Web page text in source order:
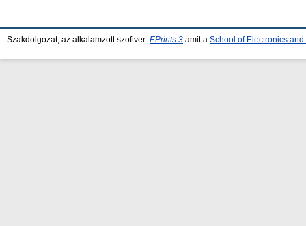
Szakdolgozat, az alkalamzott szoftver: EPrints 3 amit a School of Electronics